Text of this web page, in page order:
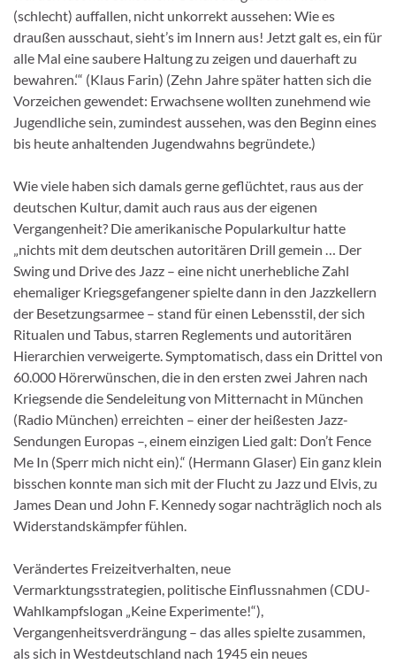
(schlecht) auffallen, nicht unkorrekt aussehen: Wie es
draußen ausschaut, sieht’s im Innern aus! Jetzt galt es, ein für
alle Mal eine saubere Haltung zu zeigen und dauerhaft zu
bewahren.‘“ (Klaus Farin) (Zehn Jahre später hatten sich die
Vorzeichen gewendet: Erwachsene wollten zunehmend wie
Jugendliche sein, zumindest aussehen, was den Beginn eines
bis heute anhaltenden Jugendwahns begründete.)
Wie viele haben sich damals gerne geflüchtet, raus aus der
deutschen Kultur, damit auch raus aus der eigenen
Vergangenheit? Die amerikanische Popularkultur hatte
„nichts mit dem deutschen autoritären Drill gemein … Der
Swing und Drive des Jazz – eine nicht unerhebliche Zahl
ehemaliger Kriegsgefangener spielte dann in den Jazzkellern
der Besetzungsarmee – stand für einen Lebensstil, der sich
Ritualen und Tabus, starren Reglements und autoritären
Hierarchien verweigerte. Symptomatisch, dass ein Drittel von
60.000 Hörerwünschen, die in den ersten zwei Jahren nach
Kriegsende die Sendeleitung von Mitternacht in München
(Radio München) erreichten – einer der heißesten Jazz-
Sendungen Europas –, einem einzigen Lied galt: Don’t Fence
Me In (Sperr mich nicht ein).“ (Hermann Glaser) Ein ganz klein
bisschen konnte man sich mit der Flucht zu Jazz und Elvis, zu
James Dean und John F. Kennedy sogar nachträglich noch als
Widerstandskämpfer fühlen.
Verändertes Freizeitverhalten, neue
Vermarktungsstrategien, politische Einflussnahmen (CDU-
Wahlkampfslogan „Keine Experimente!“),
Vergangenheitsverdrängung – das alles spielte zusammen,
als sich in Westdeutschland nach 1945 ein neues